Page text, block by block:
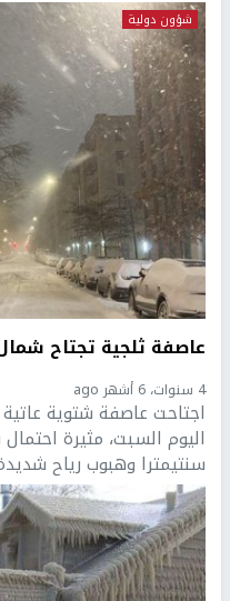
شؤون دولية
عاصفة ثلجية تجتاح
4 سنوات، 6 أشهر ago
اجتاحت عاصفة شتوية
سنتيمترا وهبوب رياح